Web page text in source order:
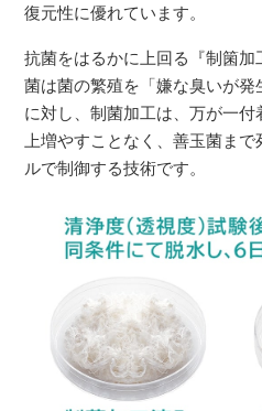
復元性に優れています。
抗菌をはるかに上回る『制箘
菌は菌の繁殖を「嫌な臭いが
に対し、制菌加工は、万が一
上増やすことなく、善玉菌ま
ルで制御する技術です。